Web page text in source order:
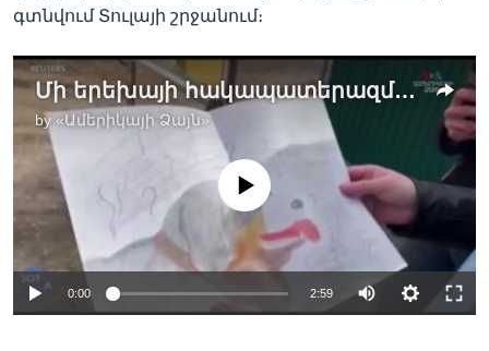
գտնվում Տուլայի շրջանում։
Մի երեխայի հակապատերազմական նկարի պատմություն՝ ռուսաստանյան դատարանների ամբիոններում
by «Ամերիկայի Ձայն»
No media source currently available
0:00 2:59